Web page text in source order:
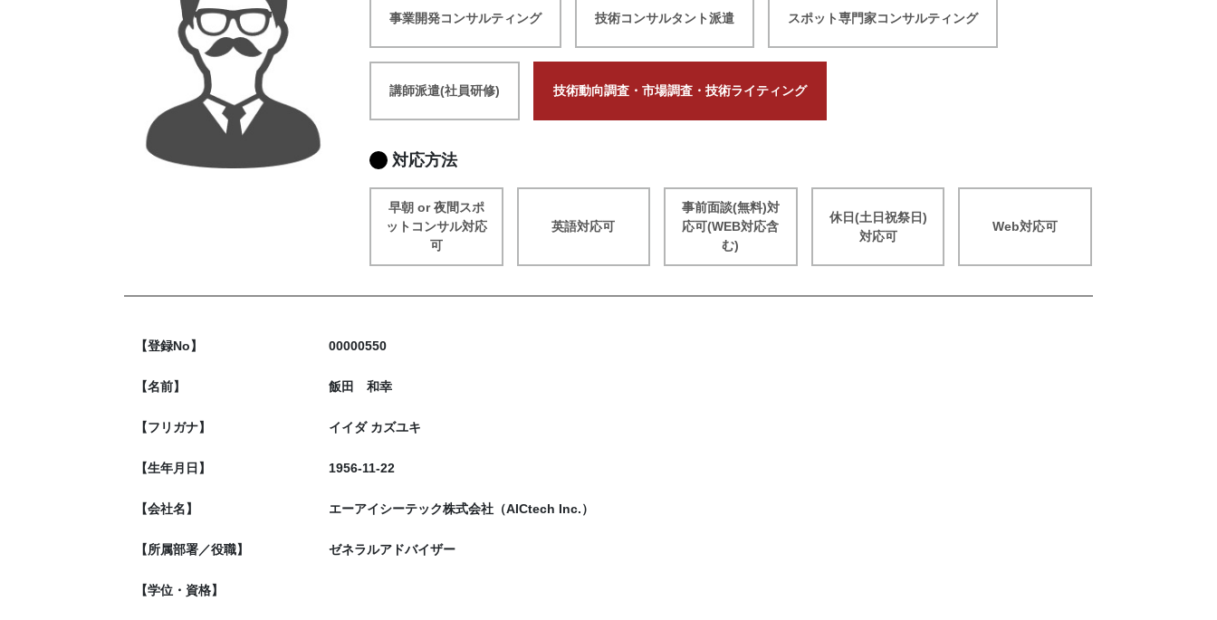
事業開発コンサルティング 技術コンサルタント派遣 スポット専門家コンサルティング
講師派遣(社員研修) 技術動向調査・市場調査・技術ライティング
対応方法
早朝 or 夜間スポ
ットコンサル対応
可
英語対応可
事前面談(無料)対
応可(WEB対応含
む)
休日(土日祝祭日)
対応可
Web対応可
【登録No】 00000550
【名前】 飯田 和幸
【フリガナ】 イイダ カズユキ
【生年月日】 1956-11-22
【会社名】 エーアイシーテック株式会社（AICtech Inc.）
【所属部署／役職】 ゼネラルアドバイザー
【学位・資格】